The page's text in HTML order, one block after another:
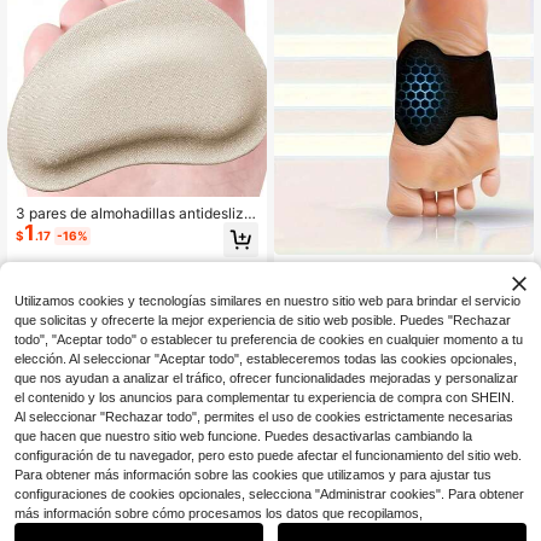
3 pares de almohadillas antidesliza
ntes para la parte delantera del pie
de sandalias de verano, plantillas c
ómodas de material de esponja que
esivo, adecuadas para mujeres, acc
esorios para zapatos, idea de regal
o
$1.17 -16%
o transpirables, se pueden usar con
zapatos/calcetines, cómodas para
caminar a diario y alivio de la presió
n
.30 -7%
1
0
Utilizamos cookies y tecnologías similares en nuestro sitio web para brindar el servicio
que solicitas y ofrecerte la mejor experiencia de sitio web posible. Puedes "Rechazar
todo", "Aceptar todo" o establecer tu preferencia de cookies en cualquier momento a tu
elección. Al seleccionar "Aceptar todo", estableceremos todas las cookies opcionales,
que nos ayudan a analizar el tráfico, ofrecer funcionalidades mejoradas y personalizar
el contenido y los anuncios para complementar tu experiencia de compra con SHEIN.
Al seleccionar "Rechazar todo", permites el uso de cookies estrictamente necesarias
que hacen que nuestro sitio web funcione. Puedes desactivarlas cambiando la
configuración de tu navegador, pero esto puede afectar el funcionamiento del sitio web.
Para obtener más información sobre las cookies que utilizamos y para ajustar tus
configuraciones de cookies opcionales, selecciona "Administrar cookies". Para obtener
más información sobre cómo procesamos los datos que recopilamos,